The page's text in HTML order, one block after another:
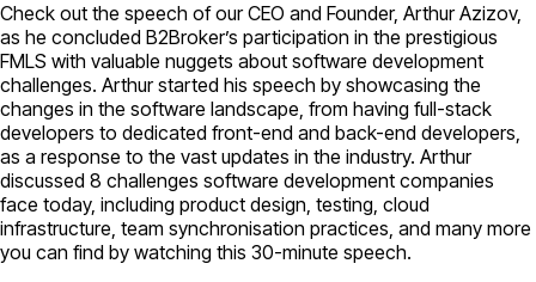
Check out the speech of our CEO and Founder, Arthur Azizov,
as he concluded B2Broker’s participation in the prestigious
FMLS with valuable nuggets about software development
challenges. Arthur started his speech by showcasing the
changes in the software landscape, from having full-stack
developers to dedicated front-end and back-end developers,
as a response to the vast updates in the industry. Arthur
discussed 8 challenges software development companies
face today, including product design, testing, cloud
infrastructure, team synchronisation practices, and many more
you can find by watching this 30-minute speech.